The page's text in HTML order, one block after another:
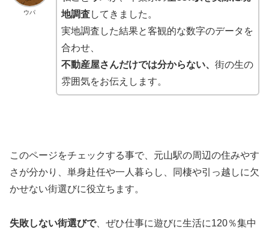
ウパ
地調査してきました。
実地調査した結果と客観的な数字のデータを
合わせ、
不動産屋さんだけでは分からない、 街の生の
雰囲気をお伝えします。
このページをチェックする事で、元山駅の周辺の住みやす
さが分かり、単身赴任や一人暮らし、同棲や引っ越しに欠
かせない街選びに役立ちます。
失敗しない街選びで、ぜひ仕事に遊びに生活に120％集中